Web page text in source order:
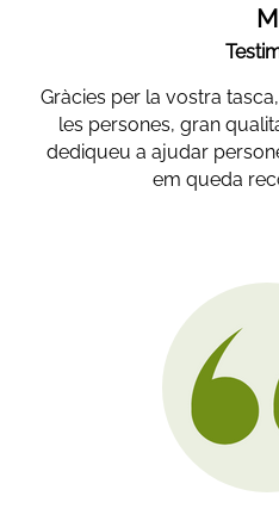
M
Gràcies per la vostra
les persones, gran
dediqueu a ajudar
em queda